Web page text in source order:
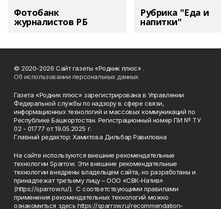
Фотобанк
журналистов РБ
Рубрика "Еда и
напитки"
© 2020-2026 Сайт газеты «Родник плюс» .
Об использовании персональных данных
Газета «Родник плюс» зарегистрирована в Управлении
Федеральной службы по надзору в сфере связи,
информационных технологий и массовых коммуникаций по
Республике Башкортостан. Регистрационный номер ПИ № ТУ
02 - 01777 от 19.05.2025 г.
Главный редактор: Хамитова Дильбар Равиловна
На сайте используются внешние рекомендательные
технологии Sparrow. Эти внешние рекомендательные
технологии внедрены владельцем сайта, но разработаны и
принадлежат третьему лицу – ООО «СВК-Натив»
(https://sparrow.ru/). С соответствующими правилами
применения рекомендательных технологий можно
ознакомиться здесь https://sparrow.ru/recommendation-